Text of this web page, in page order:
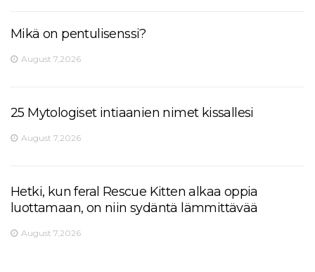
Mikä on pentulisenssi?
August 7,2026
25 Mytologiset intiaanien nimet kissallesi
August 7,2026
Hetki, kun feral Rescue Kitten alkaa oppia
luottamaan, on niin sydäntä lämmittävää
August 7,2026